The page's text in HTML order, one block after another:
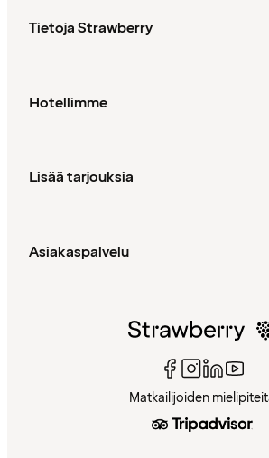
Tietoja Strawberry
Hotellimme
Lisää tarjouksia
Asiakaspalvelu
Matkailijoiden